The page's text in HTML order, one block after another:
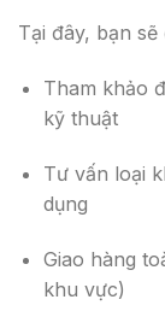
Tại đây, bạn sẽ
Tham khảo
kỹ thuật
Tư vấn loại
dụng
Giao hàng
khu vực)